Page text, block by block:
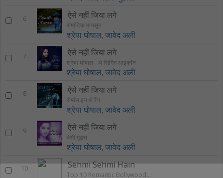
6 ऐसे नहीं जिया लगे
रोमांटिक मानसून
श्रेया घोषाल,जावेद अली
7 ऐसे नहीं जिया लगे
श्रेया घोषाल - थे सिंगिंग आइकॉन
श्रेया घोषाल,जावेद अली
8 ऐसे नहीं जिया लगे
रोमांस इन थे रैन
श्रेया घोषाल,जावेद अली
9 ऐसे नहीं जिया लगे
देसी मूड्स
श्रेया घोषाल,जावेद अली
10 Sehmi Sehmi Hain
Top 10 Romantic Bollywood Songs 2021